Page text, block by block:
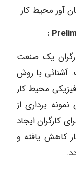
آور محیط کار
:
یک صنعت
آشنائی با روش
محیط کار
برداری از
کارگران ایجاد
کاهش یافته و